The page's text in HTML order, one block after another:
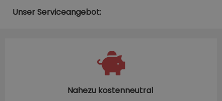
Unser Serviceangebot:
Nahezu kostenneutral